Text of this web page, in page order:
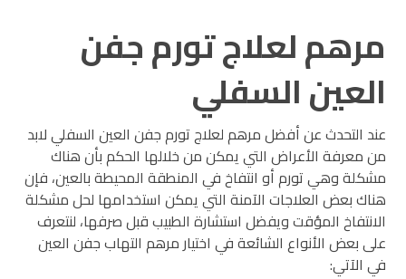
مرهم لعلاج تورم جفن
العين السفلي
عند التحدث عن أفضل مرهم لعلاج تورم جفن العين السفلي لابد
من معرفة الأعراض التي يمكن من خلالها الحكم بأن هناك
مشكلة وهي تورم أو انتفاخ في المنطقة المحيطة بالعين، فإن
هناك بعض العلاجات الآمنة التي يمكن استخدامها لحل مشكلة
الانتفاخ المؤقت ويفضل استشارة الطبيب قبل صرفها، لنتعرف
على بعض الأنواع الشائعة في اختيار مرهم التهاب جفن العين
في الآتي: